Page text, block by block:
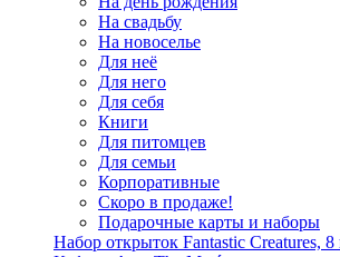
На свадьбу
На новоселье
Для неё
Для него
Для себя
Книги
Для питомцев
Для семьи
Корпоративные
Скоро в продаже!
Подарочные карты и наборы
Набор открыток Fantastic Creatures,